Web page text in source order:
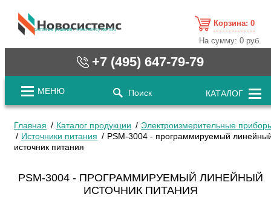
cистемные решения / www.novosystems.ru
Корзина: 0
На сумму:0 руб.
+7 (495) 647-79-79
МЕНЮ Поиск КАТАЛОГ
Главная Каталог продукции
Электроизмерительные
Источники питания
PSM-3004 - программируемый
источник питания
PSM-3004 - ПРОГРАММИРУЕМЫЙ ЛИНЕЙНЫЙ
ИСТОЧНИК ПИТАНИЯ